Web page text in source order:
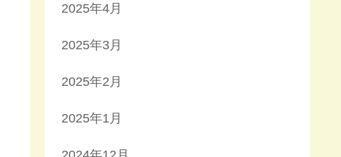
2025年4月
2025年3月
2025年2月
2025年1月